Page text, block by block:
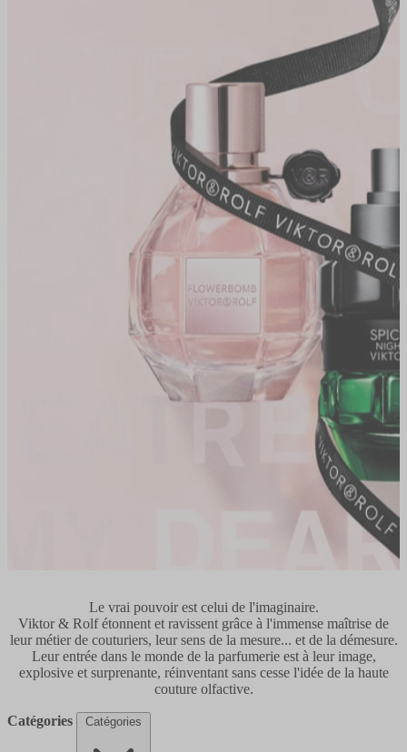
Le vrai pouvoir est celui de l'imaginaire.
Viktor & Rolf étonnent et ravissent grâce à l'immense maîtrise de
leur métier de couturiers, leur sens de la mesure... et de la démesure.
Leur entrée dans le monde de la parfumerie est à leur image,
explosive et surprenante, réinventant sans cesse l'idée de la haute
couture olfactive.
Catégories Catégories